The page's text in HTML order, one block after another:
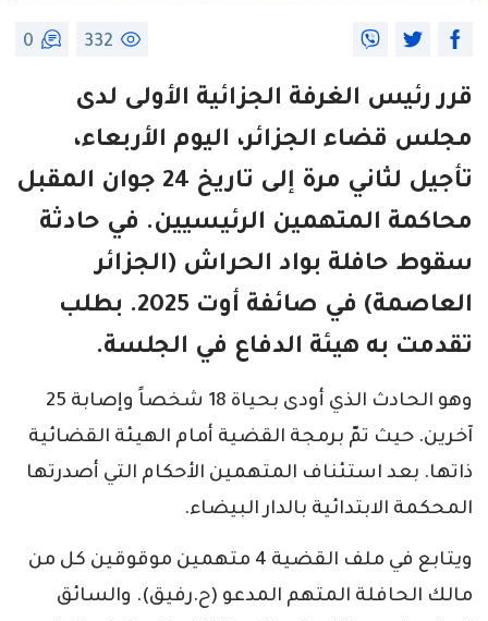
332
0
قرر رئيس الغرفة الجزائية الأولى لدى
مجلس قضاء الجزائر، اليوم الأربعاء،
تأجيل لثاني مرة إلى تاريخ 24 جوان المقبل
محاكمة المتهمين الرئيسيين. في حادثة
سقوط حافلة بواد الحراش (الجزائر
العاصمة) في صائفة أوت 2025. بطلب
تقدمت به هيئة الدفاع في الجلسة.
وهو الحادث الذي أودى بحياة 18 شخصاً وإصابة 25
آخرين. حيث تمّ برمجة القضية أمام الهيئة القضائية
ذاتها. بعد استئناف المتهمين الأحكام التي أصدرتها
المحكمة الابتدائية بالدار البيضاء.
ويتابع في ملف القضية 4 متهمين موقوقين كل من
مالك الحافلة المتهم المدعو (ح.رفيق). والسائق